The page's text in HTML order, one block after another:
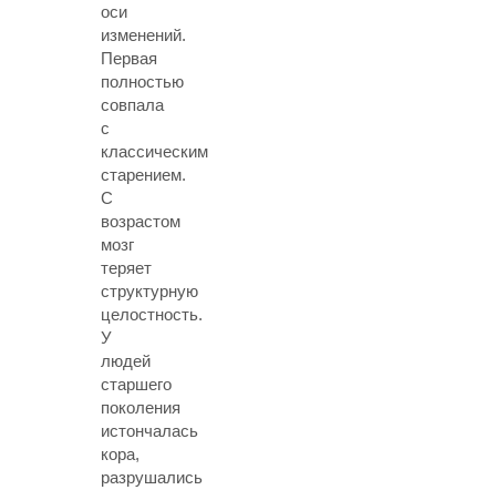
оси
изменений.
Первая
полностью
совпала
с
классическим
старением.
С
возрастом
мозг
теряет
структурную
целостность.
У
людей
старшего
поколения
истончалась
кора,
разрушались